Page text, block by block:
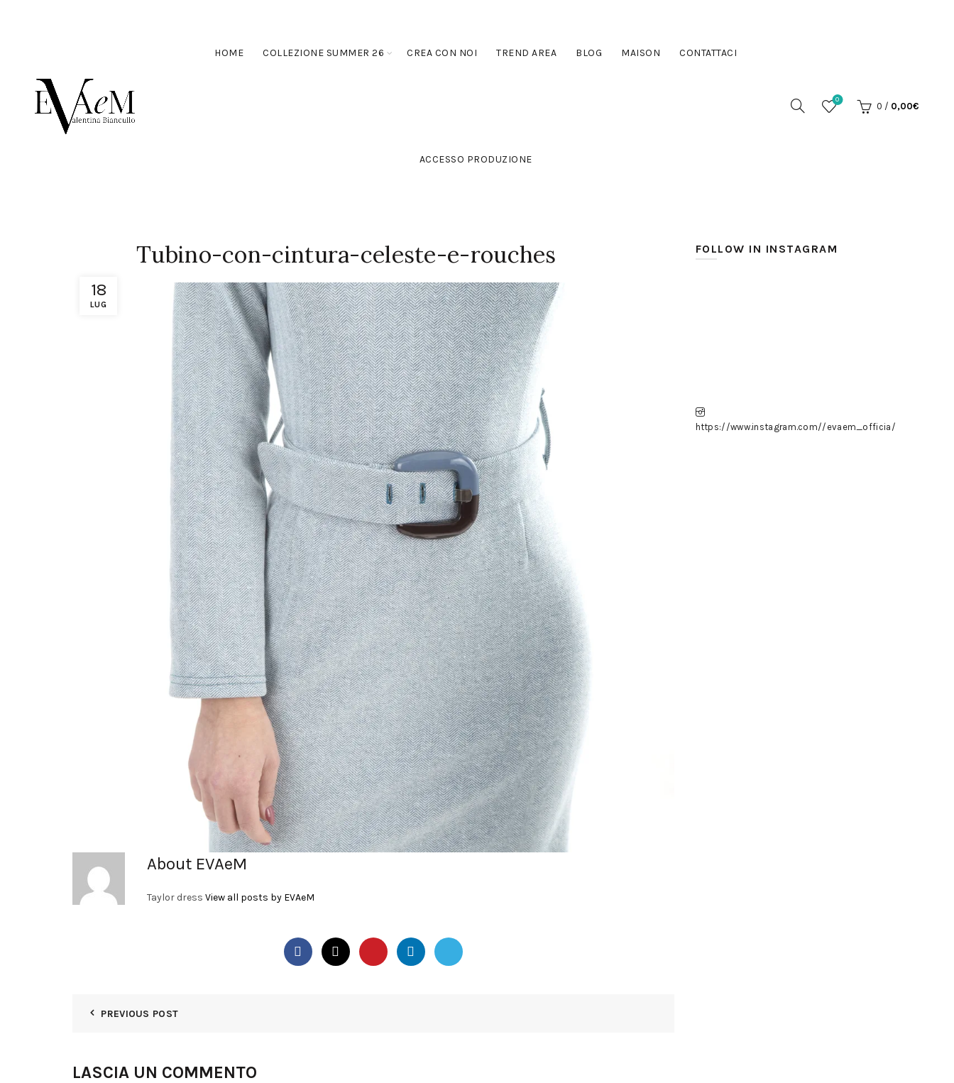
HOME COLLEZIONE SUMMER 26 CREA CON NOI TREND AREA BLOG MAISON CONTATTACI
ACCESSO PRODUZIONE
0
0 / 0,00€
18
LUG
Tubino-con-cintura-celeste-e-rouches
About EVAeM
Taylor dress View all posts by EVAeM
PREVIOUS POST
LASCIA UN COMMENTO
FOLLOW IN INSTAGRAM
https://www.instagram.com//evaem_officia/